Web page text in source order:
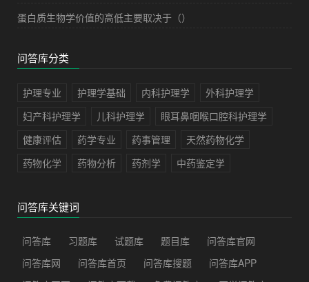
蛋白质生物学价值的高低主要取决于（）
问答库分类
护理专业 护理学基础 内科护理学
外科护理学
妇产科护理学
儿科护理学
眼耳鼻咽喉口腔科护理学
健康评估
药学专业 药事管理
天然药物化学
药物化学
药物分析 药剂学 中药鉴定学
问答库关键词
问答库 习题库 试题库 题目库
问答库官网
问答库网
问答库首页 问答库搜题
问答库APP